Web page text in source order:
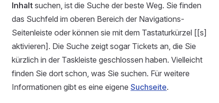
Inhalt suchen, ist die Suche der beste Weg. Sie finden
das Suchfeld im oberen Bereich der Navigations-
Seitenleiste oder können sie mit dem Tastaturkürzel [[s]
aktivieren]. Die Suche zeigt sogar Tickets an, die Sie
kürzlich in der Taskleiste geschlossen haben. Vielleicht
finden Sie dort schon, was Sie suchen. Für weitere
Informationen gibt es eine eigene Suchseite.